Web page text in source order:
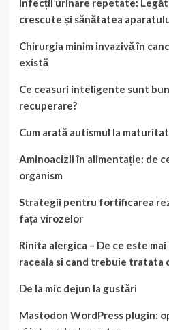
Infecții urinare repetate:
crescute și sănătatea
Chirurgia minim invazivă în
există
Ce ceasuri inteligente sunt
recuperare?
Cum arată autismul la
Aminoacizii în alimentație: de
organism
Strategii pentru fortificarea
fața virozelor
Rinita alergica – De ce este
raceala si cand trebuie tratata
De la mic dejun la gustări
Mastodon WordPress plugin: